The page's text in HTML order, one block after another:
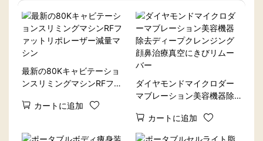
最新の80Kキャビテーショ
ンスリミングマシンRFファ
ン カートに追加
ダイヤモンドマイクロダー
マブレーション美容機器除
鼻治療真空にきびリムーバ
ー
カートに追加